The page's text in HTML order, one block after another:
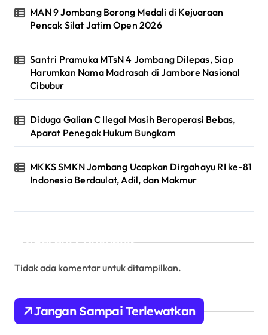
MAN 9 Jombang Borong Medali di Kejuaraan
Pencak Silat Jatim Open 2026
Santri Pramuka MTsN 4 Jombang Dilepas, Siap
Harumkan Nama Madrasah di Jambore Nasional
Cibubur
Diduga Galian C Ilegal Masih Beroperasi Bebas,
Aparat Penegak Hukum Bungkam
MKKS SMKN Jombang Ucapkan Dirgahayu RI ke-81
Indonesia Berdaulat, Adil, dan Makmur
Recent Comments
Tidak ada komentar untuk ditampilkan.
Jangan Sampai Terlewatkan